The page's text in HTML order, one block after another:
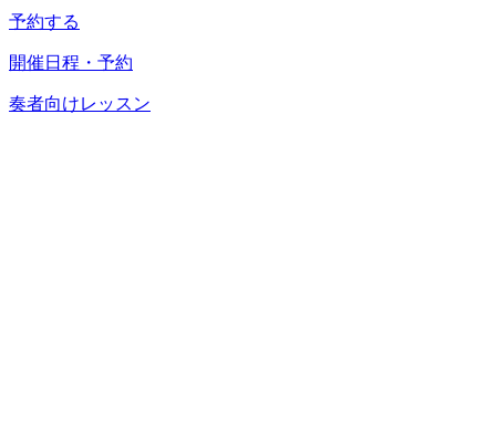
予約する
開催日程・予約
奏者向けレッスン